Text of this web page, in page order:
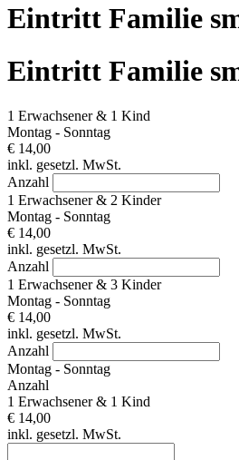
Eintritt Familie
Eintritt Familie
1 Erwachsener & 1 Kind
Montag - Sonntag
€ 14,00
inkl. gesetzl. MwSt.
Anzahl
1 Erwachsener & 2 Kinder
Montag - Sonntag
€ 14,00
inkl. gesetzl. MwSt.
Anzahl
1 Erwachsener & 3 Kinder
Montag - Sonntag
€ 14,00
inkl. gesetzl. MwSt.
Anzahl
Montag - Sonntag
Anzahl
1 Erwachsener & 1 Kind
€ 14,00
inkl. gesetzl. MwSt.